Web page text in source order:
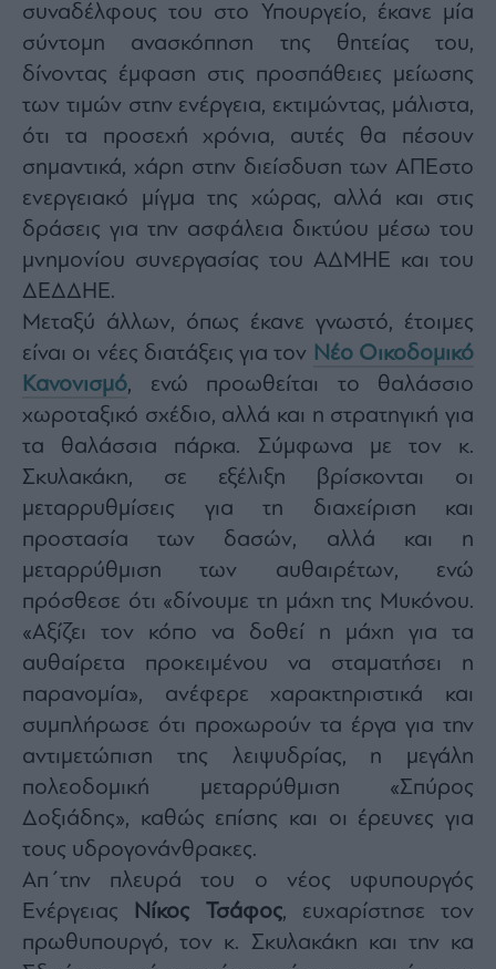
συναδέλφους του στο Υπουργείο, έκανε μία
σύντομη ανασκόπηση της θητείας του,
δίνοντας έμφαση στις προσπάθειες μείωσης
των τιμών στην ενέργεια, εκτιμώντας, μάλιστα,
ότι τα προσεχή χρόνια, αυτές θα πέσουν
σημαντικά, χάρη στην διείσδυση των ΑΠΕστο
ενεργειακό μίγμα της χώρας, αλλά και στις
δράσεις για την ασφάλεια δικτύου μέσω του
μνημονίου συνεργασίας του ΑΔΜΗΕ και του
ΔΕΔΔΗΕ.
Μεταξύ άλλων, όπως έκανε γνωστό, έτοιμες
είναι οι νέες διατάξεις για τον Νέο Οικοδομικό
Κανονισμό, ενώ προωθείται το θαλάσσιο
χωροταξικό σχέδιο, αλλά και η στρατηγική για
τα θαλάσσια πάρκα. Σύμφωνα με τον κ.
Σκυλακάκη, σε εξέλιξη βρίσκονται οι
μεταρρυθμίσεις για τη διαχείριση και
προστασία των δασών, αλλά και η
μεταρρύθμιση των αυθαιρέτων, ενώ
πρόσθεσε ότι «δίνουμε τη μάχη της Μυκόνου.
«Αξίζει τον κόπο να δοθεί η μάχη για τα
αυθαίρετα προκειμένου να σταματήσει η
παρανομία», ανέφερε χαρακτηριστικά και
συμπλήρωσε ότι προχωρούν τα έργα για την
αντιμετώπιση της λειψυδρίας, η μεγάλη
πολεοδομική μεταρρύθμιση «Σπύρος
Δοξιάδης», καθώς επίσης και οι έρευνες για
τους υδρογονάνθρακες.
Απ΄την πλευρά του ο νέος υφυπουργός
Ενέργειας Νίκος Τσάφος, ευχαρίστησε τον
πρωθυπουργό, τον κ. Σκυλακάκη και την κα